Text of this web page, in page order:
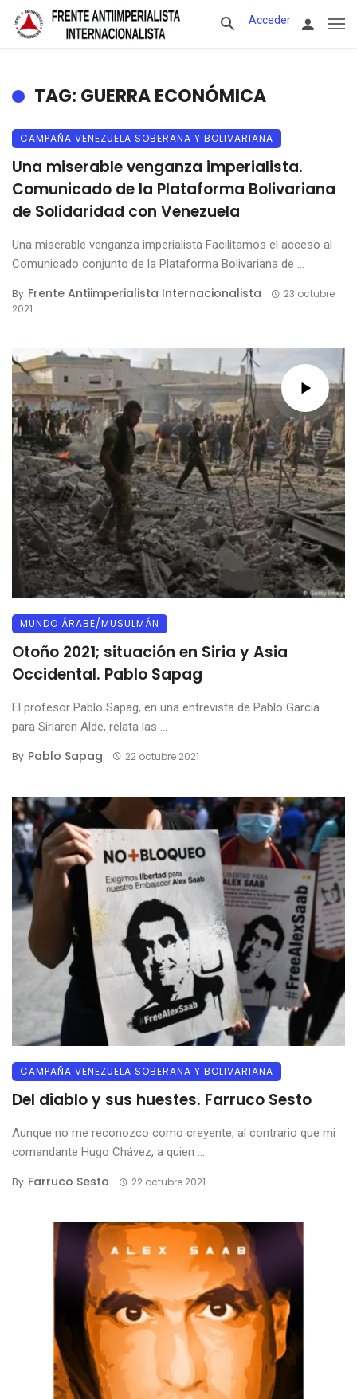
Acceder
TAG: GUERRA ECONÓMICA
CAMPAÑA VENEZUELA SOBERANA Y BOLIVARIANA
Una miserable venganza imperialista.
Comunicado de la Plataforma Bolivariana
de Solidaridad con Venezuela
Una miserable venganza imperialista Facilitamos el acceso al
Comunicado conjunto de la Plataforma Bolivariana de ...
By Frente Antiimperialista Internacionalista
23 octubre
2021
MUNDO ÁRABE/MUSULMÁN
Otoño 2021; situación en Siria y Asia
Occidental. Pablo Sapag
El profesor Pablo Sapag, en una entrevista de Pablo García
para Siriaren Alde, relata las ...
By Pablo Sapag 22 octubre 2021
CAMPAÑA VENEZUELA SOBERANA Y BOLIVARIANA
Del diablo y sus huestes. Farruco Sesto
Aunque no me reconozco como creyente, al contrario que mi
comandante Hugo Chávez, a quien ...
By Farruco Sesto 22 octubre 2021